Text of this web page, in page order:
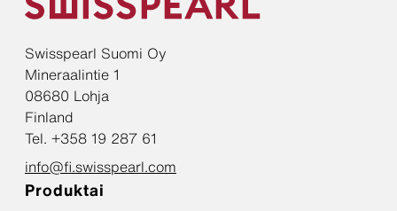
Swisspearl Suomi Oy
Mineraalintie 1
08680 Lohja
Finland
Tel. +358 19 287 61
info@fi.swisspearl.com
Produktai